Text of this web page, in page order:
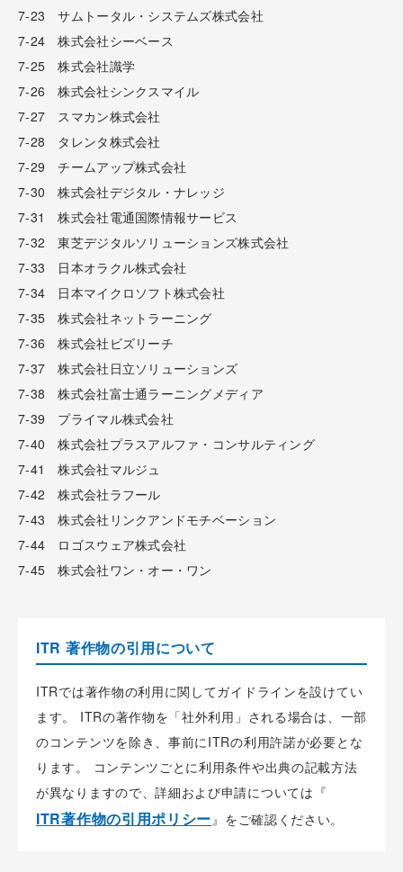
7-23 サムトータル・システムズ株式会社
7-24 株式会社シーベース
7-25 株式会社識学
7-26 株式会社シンクスマイル
7-27 スマカン株式会社
7-28 タレンタ株式会社
7-29 チームアップ株式会社
7-30 株式会社デジタル・ナレッジ
7-31 株式会社電通国際情報サービス
7-32 東芝デジタルソリューションズ株式会社
7-33 日本オラクル株式会社
7-34 日本マイクロソフト株式会社
7-35 株式会社ネットラーニング
7-36 株式会社ビズリーチ
7-37 株式会社日立ソリューションズ
7-38 株式会社富士通ラーニングメディア
7-39 プライマル株式会社
7-40 株式会社プラスアルファ・コンサルティング
7-41 株式会社マルジュ
7-42 株式会社ラフール
7-43 株式会社リンクアンドモチベーション
7-44 ロゴスウェア株式会社
7-45 株式会社ワン・オー・ワン
ITR 著作物の引用について
ITRでは著作物の利用に関してガイドラインを設けてい
ます。 ITRの著作物を「社外利用」される場合は、一部
のコンテンツを除き、事前にITRの利用許諾が必要とな
ります。 コンテンツごとに利用条件や出典の記載方法
が異なりますので、詳細および申請については『
ITR著作物の引用ポリシー 』をご確認ください。